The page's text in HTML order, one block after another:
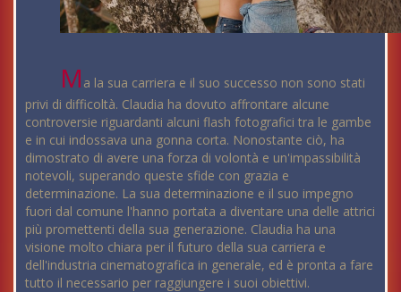
M a la sua carriera e il suo successo non sono stati
privi di difficoltà. Claudia ha dovuto affrontare alcune
controversie riguardanti alcuni flash fotografici tra le gambe
e in cui indossava una gonna corta. Nonostante ciò, ha
dimostrato di avere una forza di volontà e un'impassibilità
notevoli, superando queste sfide con grazia e
determinazione. La sua determinazione e il suo impegno
fuori dal comune l'hanno portata a diventare una delle attrici
più promettenti della sua generazione. Claudia ha una
visione molto chiara per il futuro della sua carriera e
dell'industria cinematografica in generale, ed è pronta a fare
tutto il necessario per raggiungere i suoi obiettivi.